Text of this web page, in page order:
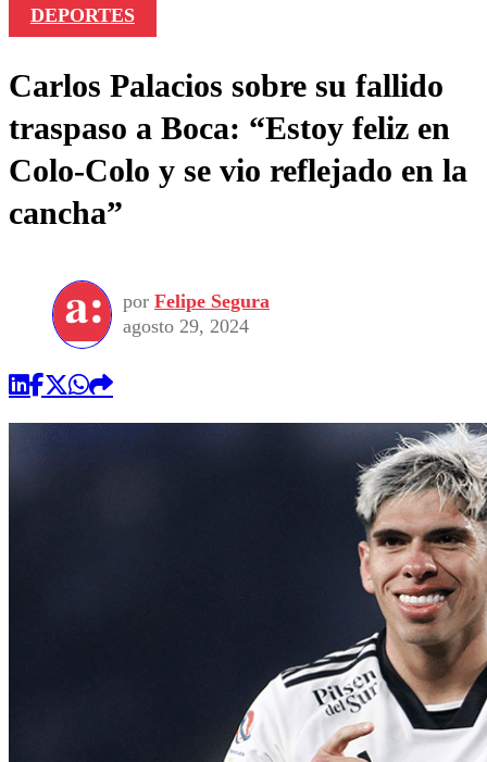
DEPORTES
Carlos Palacios sobre su fallido
traspaso a Boca: “Estoy feliz en
Colo-Colo y se vio reflejado en la
cancha”
por Felipe Segura
agosto 29, 2024